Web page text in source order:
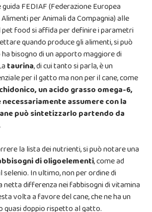
FEDIAF (Federazione Europea
per Animali da Compagnia) alle
pet food si affida per definire i parametri
quando produce gli alimenti, si può
bisogno di un apporto maggiore di
taurina, di cui tanto si parla, è un
per il gatto ma non per il cane, come
un acido grasso omega-6,
assumere con la
può sintetizzarlo partendo da
la lista dei nutrienti, si può notare una
di oligoelementi, come ad
In ultimo, non per ordine di
netta differenza nei fabbisogni di vitamina
volta a favore del cane, che ne ha un
quasi doppio rispetto al gatto.